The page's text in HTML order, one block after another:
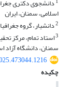
دانشجوی دکتری
اسلامی، سمنان، ایران
2دانشیار، گروه
3استاد تمام، مرکز
سمنان، دانشگاه آزاد
چکیده